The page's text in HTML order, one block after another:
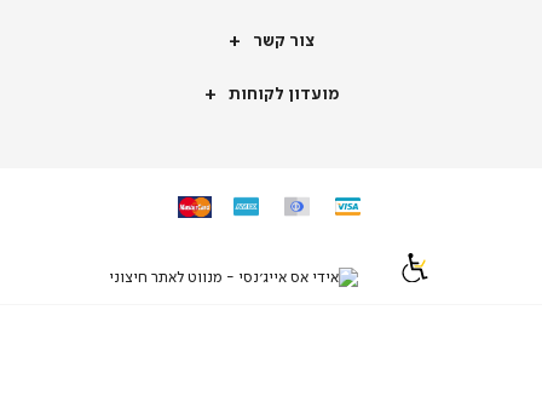
צור
צור קשר
מועדון
מועדון לקוחות